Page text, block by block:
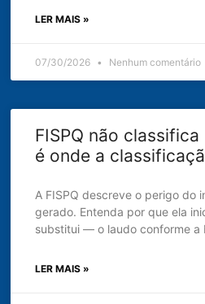
LER MAIS »
07/30/2026 Nenhum comentário
FISPQ não
é onde a
A FISPQ descreve o perigo do
gerado. Entenda por que ela
substitui — o laudo conforme a
LER MAIS »